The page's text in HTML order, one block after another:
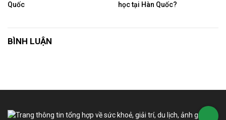
Quốc
học tại Hàn Quốc?
BÌNH LUẬN